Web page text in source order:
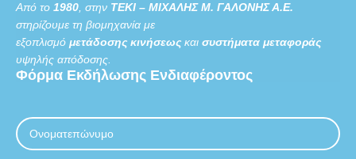
Από το 1980 , στην ΤΕΚΙ – ΜΙΧΑΛΗΣ Μ. ΓΑΛΟΝΗΣ Α.Ε.
στηρίζουμε τη βιομηχανία με
εξοπλισμό μετάδοσης κινήσεως και συστήματα μεταφοράς
υψηλής απόδοσης.
Φόρμα Εκδήλωσης Ενδιαφέροντος